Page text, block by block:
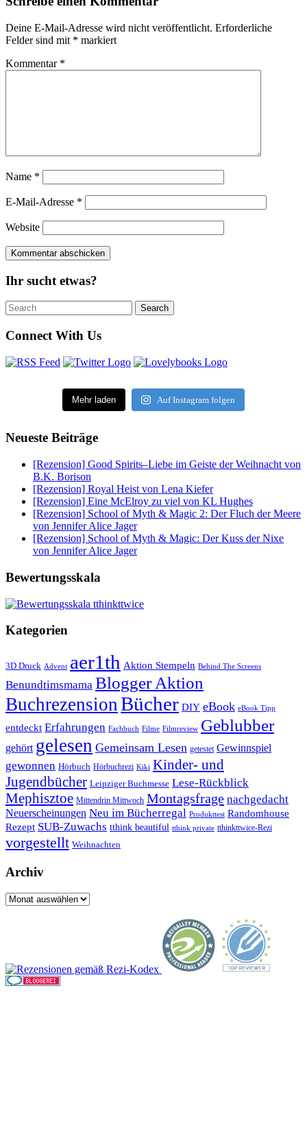
Deine E-Mail-Adresse wird nicht veröffentlicht. Erforderliche
Felder sind mit * markiert
Kommentar *
Name *
E-Mail-Adresse *
Website
Ihr sucht etwas?
Search
for:
Search
Connect With Us
Mehr laden Auf Instagram folgen
Neueste Beiträge
[Rezension] Good Spirits–Liebe im Geiste der Weihnacht von
B.K. Borison
[Rezension] Royal Heist von Lena Kiefer
[Rezension] Eine McElroy zu viel von KL Hughes
[Rezension] School of Myth & Magic 2: Der Fluch der Meere
von Jennifer Alice Jager
[Rezension] School of Myth & Magic: Der Kuss der Nixe
von Jennifer Alice Jager
Bewertungsskala
Kategorien
3D Druck Advent aer1th Aktion Stempeln Behind The Screens
Benundtimsmama Blogger Aktion
BuchrezensionBücher DIY eBook eBook Tipp
entdeckt Erfahrungen Fachbuch Filme Filmreview Geblubber
gehört gelesen Gemeinsam Lesen getestet Gewinnspiel
gewonnen Hörbuch Hörbuchrezi Kiki Kinder- und
Jugendbücher Leipziger Buchmesse Lese-Rückblick
Mephisztoe Mittendrin Mittwoch Montagsfrage nachgedacht
Neuerscheinungen Neu im Bücherregal Produkttest Randomhouse
Rezept SUB-Zuwachs tthink beautiful tthink private tthinkttwice-Rezi
vorgestellt Weihnachten
Archiv
Archiv